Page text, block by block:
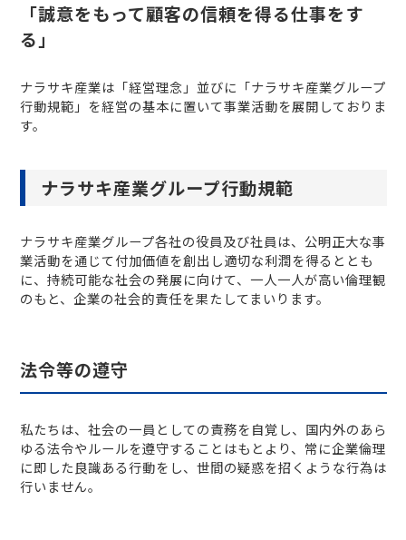
「誠意をもって顧客の信頼を得る仕事をす
る」
ナラサキ産業は「経営理念」並びに「ナラサキ産業グループ
行動規範」を経営の基本に置いて事業活動を展開しておりま
す。
ナラサキ産業グループ行動規範
ナラサキ産業グループ各社の役員及び社員は、公明正大な事
業活動を通じて付加価値を創出し適切な利潤を得るととも
に、持続可能な社会の発展に向けて、一人一人が高い倫理観
のもと、企業の社会的責任を果たしてまいります。
法令等の遵守
私たちは、社会の一員としての責務を自覚し、国内外のあら
ゆる法令やルールを遵守することはもとより、常に企業倫理
に即した良識ある行動をし、世間の疑惑を招くような行為は
行いません。